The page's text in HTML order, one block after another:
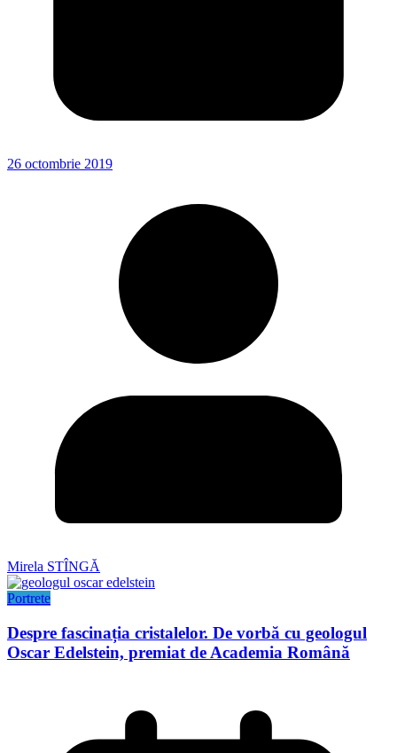
26 octombrie 2019
Mirela STÎNGĂ
Portrete
Despre fascinația cristalelor. De vorbă cu geologul
Oscar Edelstein, premiat de Academia Română